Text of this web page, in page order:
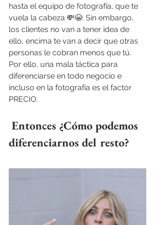
hasta el equipo de fotografía, que te
vuela la cabeza 💸😭. Sin embargo,
los clientes no van a tener idea de
ello, encima te van a decir que otras
personas le cobran menos que tú.
Por ello, una mala táctica para
diferenciarse en todo negocio e
incluso en la fotografía es el factor
PRECIO.
Entonces ¿Cómo podemos
diferenciarnos del resto?